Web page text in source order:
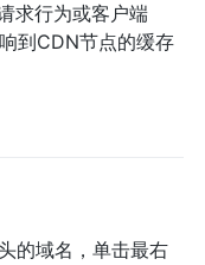
求行为或客户端
到CDN节点的缓存
的域名，单击最右